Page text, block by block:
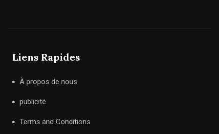
Liens Rapides
À propos de nous
publicité
Terms and Conditions